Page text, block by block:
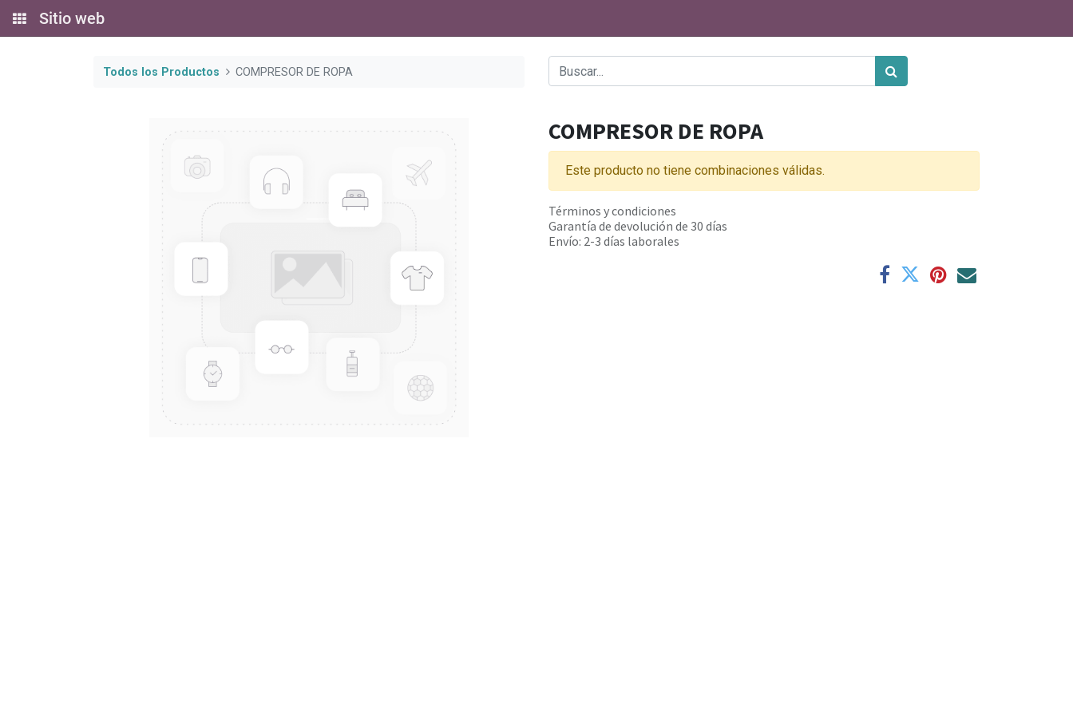
Sitio web
Todos los Productos COMPRESOR DE ROPA
COMPRESOR DE ROPA
Este producto no tiene combinaciones válidas.
Términos y condiciones
Garantía de devolución de 30 días
Envío: 2-3 días laborales